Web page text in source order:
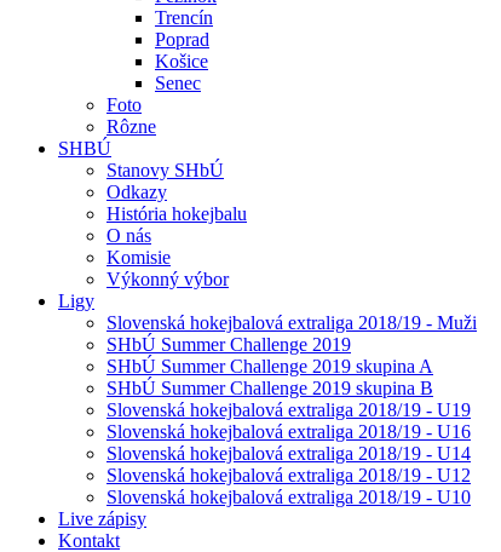
Trencín
Poprad
Košice
Senec
Foto
Rôzne
SHBÚ
Stanovy SHbÚ
Odkazy
História hokejbalu
O nás
Komisie
Výkonný výbor
Ligy
Slovenská hokejbalová extraliga 2018/19 - Muži
SHbÚ Summer Challenge 2019
SHbÚ Summer Challenge 2019 skupina A
SHbÚ Summer Challenge 2019 skupina B
Slovenská hokejbalová extraliga 2018/19 - U19
Slovenská hokejbalová extraliga 2018/19 - U16
Slovenská hokejbalová extraliga 2018/19 - U14
Slovenská hokejbalová extraliga 2018/19 - U12
Slovenská hokejbalová extraliga 2018/19 - U10
Live zápisy
Kontakt